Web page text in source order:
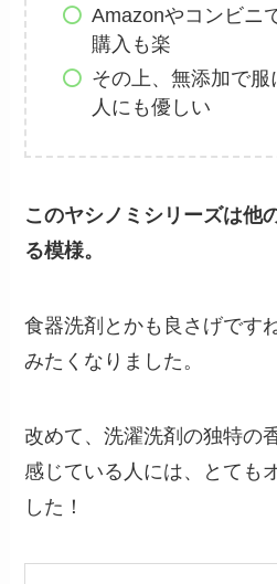
Amazonやコンビニ
購入も楽
その上、無添加で
人にも優しい
このヤシノミシリーズは他
る模様。
食器洗剤とかも良さげです
みたくなりました。
改めて、洗濯洗剤の独特の
感じている人には、とても
した！